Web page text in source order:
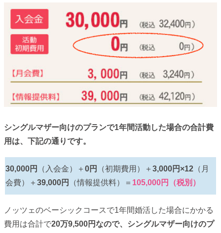
シングルマザー向けのプランで1年間活動した場合の合計費
用は、下記の通りです。
30,000円 （入会金）＋0円 （初期費用）＋3,000円×12 （月
会費）＋39,000円 （情報提供料）＝ 105,000円（税別）
ノッツェのベーシックコースで1年間婚活した場合にかかる
費用は合計で20万9,500円なので、シングルマザー向けのプ